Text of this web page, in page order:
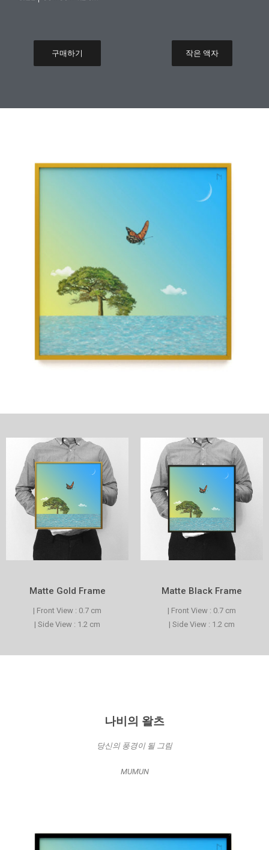
구매하기 작은 액자
Matte Gold Frame
| Front View : 0.7 cm
| Side View : 1.2 cm
Matte Black Frame
| Front View : 0.7 cm
| Side View : 1.2 cm
나비의 왈츠
당신의 풍경이 될 그림
MUMUN